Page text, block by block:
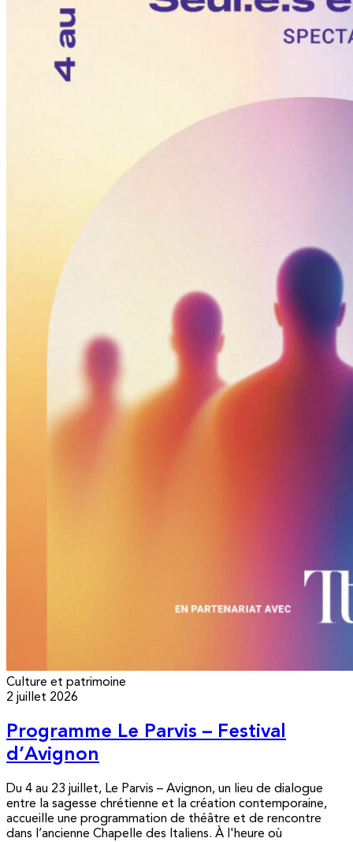
Culture et patrimoine
2 juillet 2026
Programme Le Parvis – Festival
d’Avignon
Du 4 au 23 juillet, Le Parvis – Avignon, un lieu de dialogue
entre la sagesse chrétienne et la création contemporaine,
accueille une programmation de théâtre et de rencontre
dans l’ancienne Chapelle des Italiens. À l'heure où